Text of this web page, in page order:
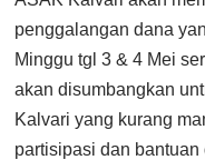
penggalangan dana
Minggu tgl 3 & 4 Mei
akan disumbangkan
Kalvari yang kurang
partisipasi dan bantuan